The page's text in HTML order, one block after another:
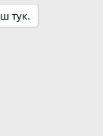
тук.